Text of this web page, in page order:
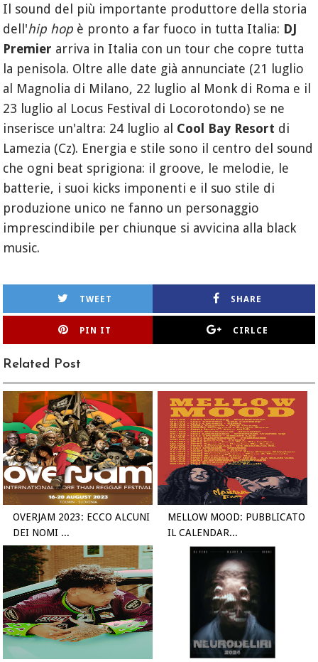
Il sound del più importante produttore della storia
dell'hip hop è pronto a far fuoco in tutta Italia: DJ
Premier arriva in Italia con un tour che copre tutta
la penisola. Oltre alle date già annunciate (21 luglio
al Magnolia di Milano, 22 luglio al Monk di Roma e il
23 luglio al Locus Festival di Locorotondo) se ne
inserisce un'altra: 24 luglio al Cool Bay Resort di
Lamezia (Cz). Energia e stile sono il centro del sound
che ogni beat sprigiona: il groove, le melodie, le
batterie, i suoi kicks imponenti e il suo stile di
produzione unico ne fanno un personaggio
imprescindibile per chiunque si avvicina alla black
music.
TWEET SHARE
PIN IT CIRLCE
Related Post
OVERJAM 2023: ECCO ALCUNI
DEI NOMI ...
MELLOW MOOD: PUBBLICATO
IL CALENDAR...